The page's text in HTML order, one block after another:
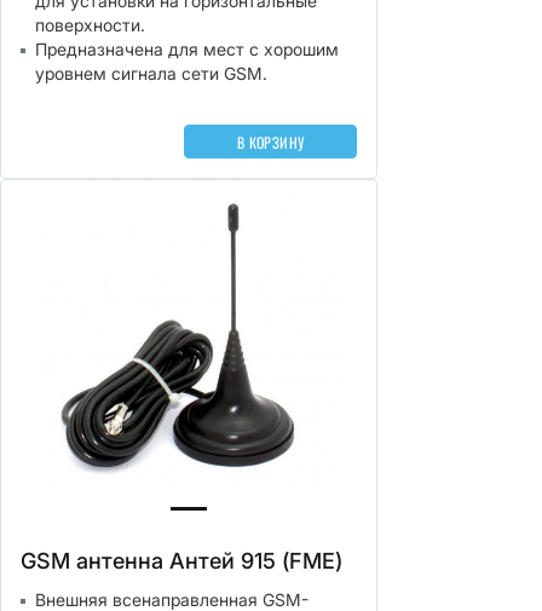
поверхности.
Предназначена для мест с хорошим
уровнем сигнала сети GSM.
В КОРЗИНУ
GSM антенна Антей 915 (FME)
Внешняя всенаправленная GSM-